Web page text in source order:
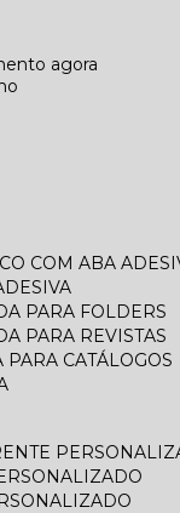
agora
COM ABA
PARA FOLDERS
PARA REVISTAS
PARA CATÁLOGOS